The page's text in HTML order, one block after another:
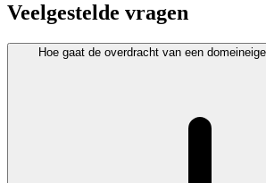
Veelgestelde vragen
Hoe gaat de overdracht van een